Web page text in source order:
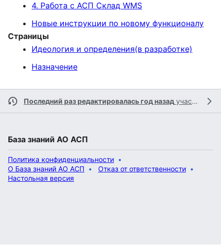
4. Работа с АСП Склад WMS
Новые инструкции по новому функционалу
Страницы
Идеология и определения(в разработке)
Назначение
Последний раз редактировалась год назад участником
База знаний АО АСП
Политика конфиденциальности
О База знаний АО АСП
Отказ от ответственности
Настольная версия